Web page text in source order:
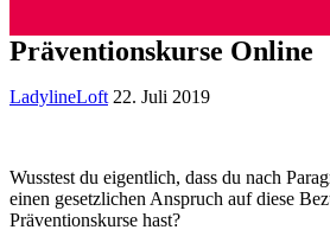
Präventionskurse Online
LadylineLoft 22. Juli 2019
Wusstest du eigentlich, dass du nach
einen gesetzlichen Anspruch auf diese
Präventionskurse hast?